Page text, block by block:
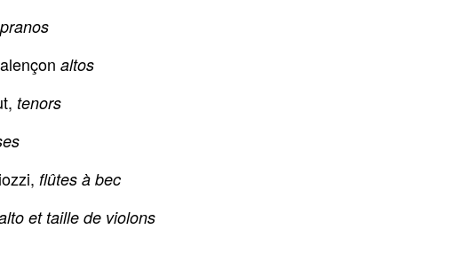
altos
tenors
flûtes à bec
et taille de violons